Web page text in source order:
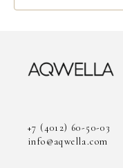
+7 (4012) 60-50-03
info@aqwella.com